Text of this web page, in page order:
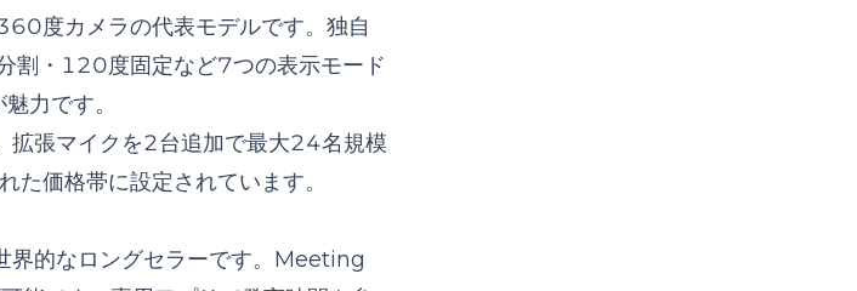
度カメラの代表モデルです。独自
割・120度固定など7つの表示モード
力です。
拡張マイクを2台追加で最大24名規模
価格帯に設定されています。
的なロングセラーです。Meeting